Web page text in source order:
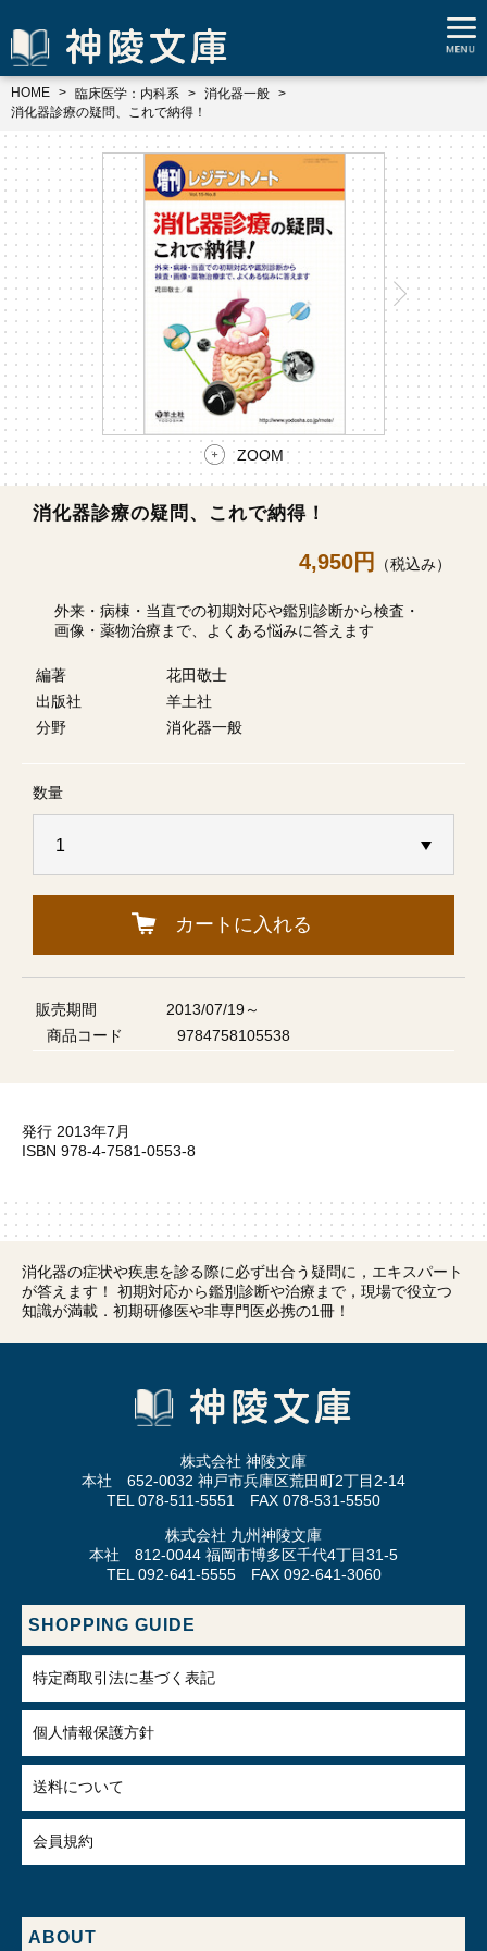
HOME 臨床医学：内科系
消化器一般
消化器診療の疑問、これで納得！
ZOOM
消化器診療の疑問、これで納得！
4,950円 （税込み）
外来・病棟・当直での初期対応や鑑別診断から検査・
画像・薬物治療まで、よくある悩みに答えます
編著
花田敬士
出版社
羊土社
分野
消化器一般
数量
カートに入れる
販売期間
2013/07/19～
商品コード
9784758105538
発行 2013年7月
ISBN 978-4-7581-0553-8
消化器の症状や疾患を診る際に必ず出合う疑問に，エキスパート
が答えます！ 初期対応から鑑別診断や治療まで，現場で役立つ
知識が満載．初期研修医や非専門医必携の1冊！
株式会社 神陵文庫
本社 652-0032 神戸市兵庫区荒田町2丁目2-14
TEL 078-511-5551 FAX 078-531-5550
株式会社 九州神陵文庫
本社 812-0044 福岡市博多区千代4丁目31-5
TEL 092-641-5555 FAX 092-641-3060
SHOPPING GUIDE
特定商取引法に基づく表記
個人情報保護方針
送料について
会員規約
ABOUT